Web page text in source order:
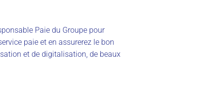
Paie du Groupe pour
paie et en assurerez le bon
et de digitalisation, de beaux